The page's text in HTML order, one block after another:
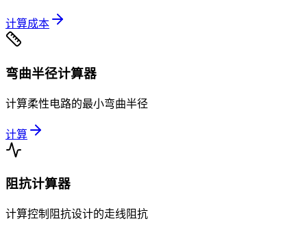
计算成本
弯曲半径计算器
计算柔性电路的最小弯曲半径
计算
阻抗计算器
计算控制阻抗设计的走线阻抗